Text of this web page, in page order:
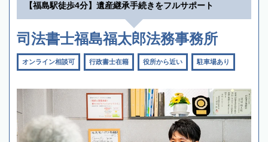
【福島駅徒歩4分】遺産継承手続きをフルサポート
司法書士福島福太郎法務事務所
オンライン相談可 行政書士在籍 役所から近い 駐車場あり